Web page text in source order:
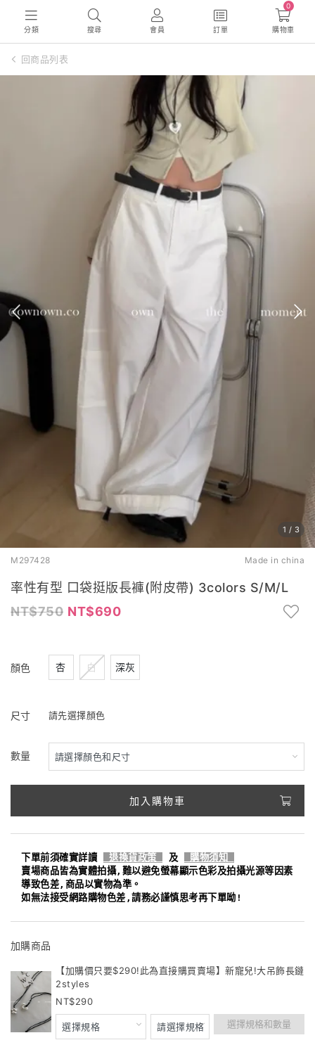
分類 搜尋 會員 訂單
0
購物車
回商品列表
1 / 3
M297428 Made in china
率性有型 口袋挺版長褲(附皮帶) 3colors S/M/L
750
690
顏色 杏 白 深灰
尺寸 請先選擇顏色
數量
加入購物車
下單前須確實詳讀 退換貨政策 及
購物須知
賣場商品皆為實體拍攝,難以避免螢幕顯示色彩及拍攝光源等因素
導致色差,商品以實物為準。
如無法接受網路購物色差,請務必謹慎思考再下單呦!
加購商品
【加購價只要$290!此為直接購買賣場】新寵兒!大吊飾長鏈
2styles
290
選擇規格和數量